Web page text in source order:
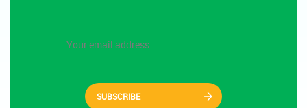
SUBSCRIBE